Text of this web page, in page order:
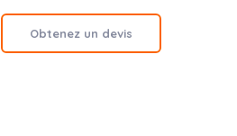
Obtenez un devis